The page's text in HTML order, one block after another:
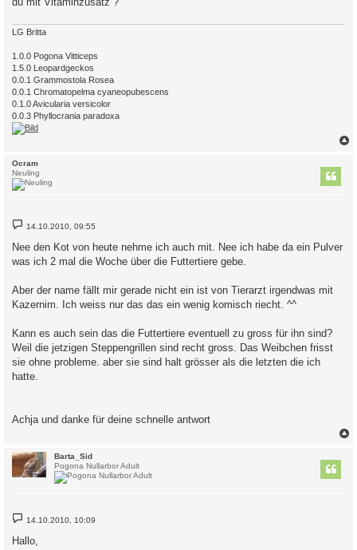
LG Britta
1.0.0 Pogona Vitticeps
1.5.0 Leopardgeckos
0.0.1 Grammostola Rosea
0.0.1 Chromatopelma cyaneopubescens
0.1.0 Avicularia versicolor
0.0.3 Phyllocrania paradoxa
Ocram
Neuling
B
t
r
14.10.2010, 09:55
Nee den Kot von heute nehme ich auch mit. Nee ich habe da ein Pulver
was ich 2 mal die Woche über die Futtertiere gebe.
Aber der name fällt mir gerade nicht ein ist von Tierarzt irgendwas mit
Kazernim. Ich weiss nur das das ein wenig komisch riecht. ^^
Kann es auch sein das die Futtertiere eventuell zu gross für ihn sind?
Weil die jetzigen Steppengrillen sind recht gross. Das Weibchen frisst
sie ohne probleme. aber sie sind halt grösser als die letzten die ich
hatte.
Achja und danke für deine schnelle antwort
Barta_Sid
Pogona Nullarbor Adult
B
e
i
t
14.10.2010, 10:09
Hallo,